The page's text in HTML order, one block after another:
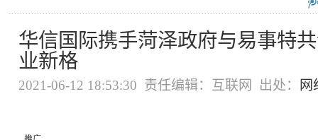
华信国际携手菏泽政府与易事特
业新格
2021-06-12 18:53:30 责任编辑：互联网 出处： 网